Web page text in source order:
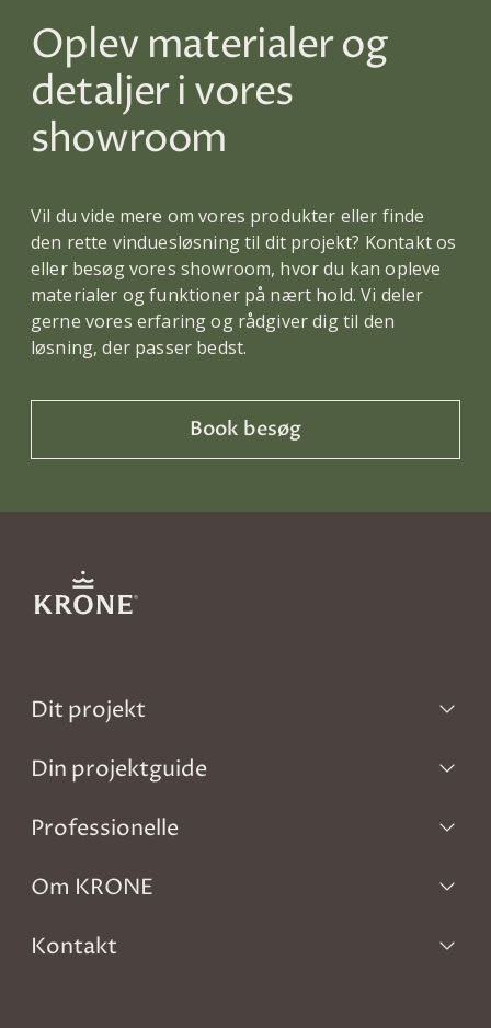
Oplev materialer og
detaljer i vores
showroom
Vil du vide mere om vores produkter eller finde
den rette vinduesløsning til dit projekt? Kontakt os
eller besøg vores showroom, hvor du kan opleve
materialer og funktioner på nært hold. Vi deler
gerne vores erfaring og rådgiver dig til den
løsning, der passer bedst.
Book besøg
Dit projekt
Din projektguide
Professionelle
Om KRONE
Kontakt